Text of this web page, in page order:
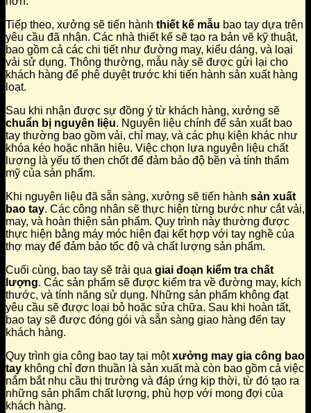
Tiếp theo, xưởng sẽ tiến hành thiết kế mẫu bao tay dựa trên
yêu cầu đã nhận. Các nhà thiết kế sẽ tạo ra bản vẽ kỹ thuật,
bao gồm cả các chi tiết như đường may, kiểu dáng, và loại
vải sử dụng. Thông thường, mẫu này sẽ được gửi lại cho
khách hàng để phê duyệt trước khi tiến hành sản xuất hàng
loạt.
Sau khi nhận được sự đồng ý từ khách hàng, xưởng sẽ
chuẩn bị nguyên liệu. Nguyên liệu chính để sản xuất bao
tay thường bao gồm vải, chỉ may, và các phụ kiện khác như
khóa kéo hoặc nhãn hiệu. Việc chọn lựa nguyên liệu chất
lượng là yếu tố then chốt để đảm bảo độ bền và tính thẩm
mỹ của sản phẩm.
Khi nguyên liệu đã sẵn sàng, xưởng sẽ tiến hành sản xuất
bao tay. Các công nhân sẽ thực hiện từng bước như cắt vải,
may, và hoàn thiện sản phẩm. Quy trình này thường được
thực hiện bằng máy móc hiện đại kết hợp với tay nghề của
thợ may để đảm bảo tốc độ và chất lượng sản phẩm.
Cuối cùng, bao tay sẽ trải qua giai đoạn kiểm tra chất
lượng. Các sản phẩm sẽ được kiểm tra về đường may, kích
thước, và tính năng sử dụng. Những sản phẩm không đạt
yêu cầu sẽ được loại bỏ hoặc sửa chữa. Sau khi hoàn tất,
bao tay sẽ được đóng gói và sẵn sàng giao hàng đến tay
khách hàng.
Quy trình gia công bao tay tại mộtxưởng may gia công bao
tay không chỉ đơn thuần là sản xuất mà còn bao gồm cả việc
nắm bắt nhu cầu thị trường và đáp ứng kịp thời, từ đó tạo ra
những sản phẩm chất lượng, phù hợp với mong đợi của
khách hàng.